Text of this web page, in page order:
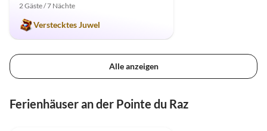
2 Gäste / 7 Nächte
Verstecktes Juwel
Alle anzeigen
Ferienhäuser an der Pointe du Raz